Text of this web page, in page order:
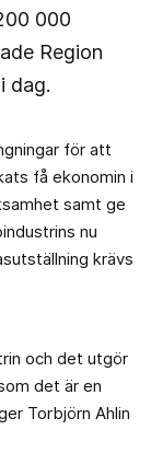
000
Region
dag.
för att
få ekonomin i
samt ge
nu
krävs
och det utgör
det är en
Torbjörn Ahlin